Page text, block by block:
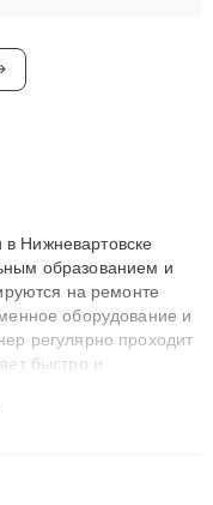
Нижневартовске
образованием и
на ремонте
оборудование и
регулярно проходит
быстро и
решают